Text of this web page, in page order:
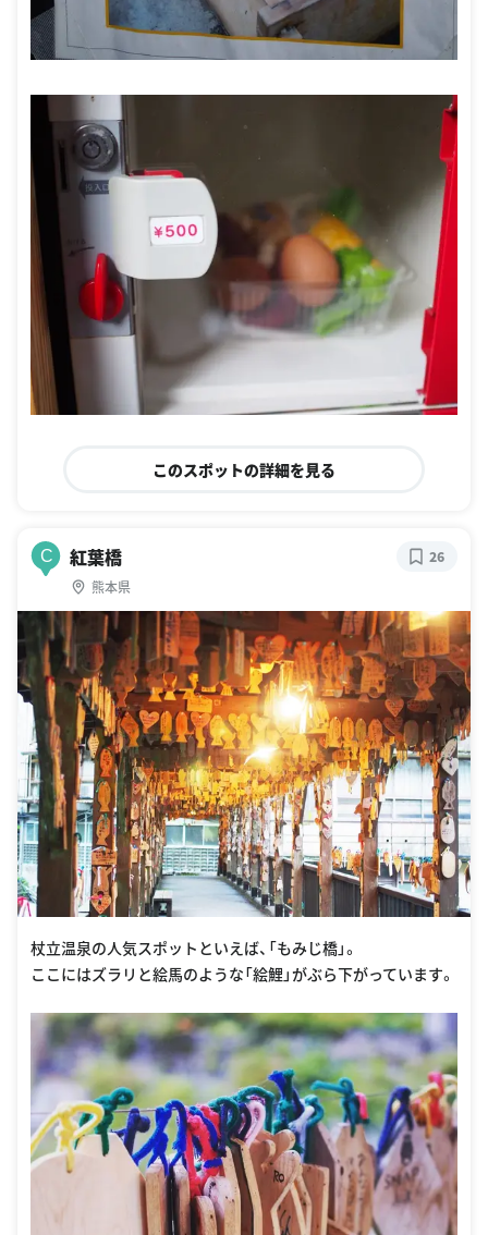
このスポットの詳細を見る
C 紅葉橋
熊本県
26
杖立温泉の人気スポットといえば、「もみじ橋」。
ここにはズラリと絵馬のような「絵鯉」がぶら下がっています。